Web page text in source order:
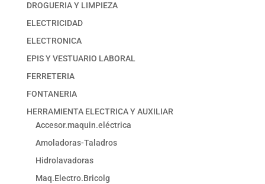
DROGUERIA Y LIMPIEZA
ELECTRICIDAD
ELECTRONICA
EPIS Y VESTUARIO LABORAL
FERRETERIA
FONTANERIA
HERRAMIENTA ELECTRICA Y AUXILIAR
Accesor.maquin.eléctrica
Amoladoras-Taladros
Hidrolavadoras
Maq.Electro.Bricolg